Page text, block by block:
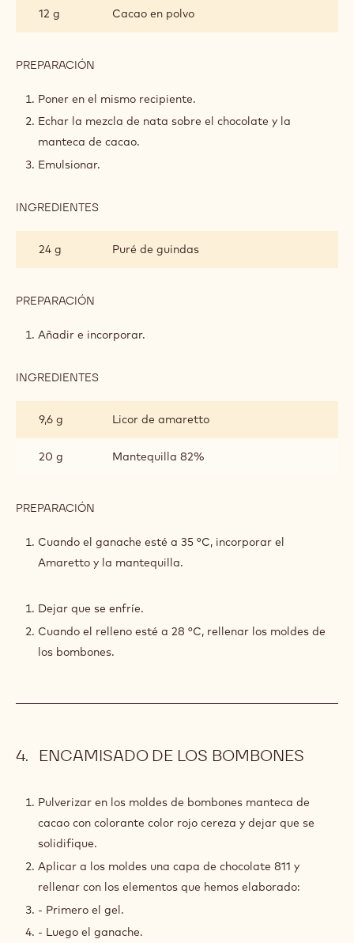
12 g Cacao en polvo
PREPARACIÓN
DE
Y
ANÍS
Poner en el mismo recipiente.
Echar la mezcla de nata sobre el chocolate y la
manteca de cacao.
Emulsionar.
INGREDIENTES
MAZAPÁN
Y
24 g Puré de guindas
PREPARACIÓN
DE
MAZAPÁN
ANÍS
Añadir e incorporar.
INGREDIENTES
MAZAPÁN
Y
ANÍS
9,6 g Licor de amaretto
20 g Mantequilla 82%
PREPARACIÓN
DE
MAZAPÁN
Y
Cuando el ganache esté a 35 °C, incorporar el
Amaretto y la mantequilla.
Dejar que se enfríe.
Cuando el relleno esté a 28 °C, rellenar los moldes de
los bombones.
ENCAMISADO DE LOS BOMBONES
Pulverizar en los moldes de bombones manteca de
cacao con colorante color rojo cereza y dejar que se
solidifique.
Aplicar a los moldes una capa de chocolate 811 y
rellenar con los elementos que hemos elaborado:
- Primero el gel.
- Luego el ganache.